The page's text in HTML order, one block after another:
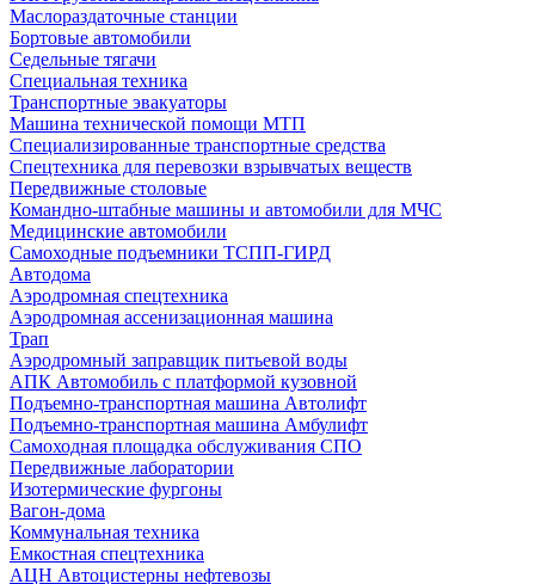
Маслораздаточные станции
Бортовые автомобили
Седельные тягачи
Специальная техника
Транспортные эвакуаторы
Машина технической помощи МТП
Специализированные транспортные средства
Спецтехника для перевозки взрывчатых веществ
Передвижные столовые
Командно-штабные машины и автомобили для МЧС
Медицинские автомобили
Самоходные подъемники ТСПП-ГИРД
Автодома
Аэродромная спецтехника
Аэродромная ассенизационная машина
Трап
Аэродромный заправщик питьевой воды
АПК Автомобиль с платформой кузовной
Подъемно-транспортная машина Автолифт
Подъемно-транспортная машина Амбулифт
Самоходная площадка обслуживания СПО
Передвижные лаборатории
Изотермические фургоны
Вагон-дома
Коммунальная техника
Емкостная спецтехника
АЦН Автоцистерны нефтевозы